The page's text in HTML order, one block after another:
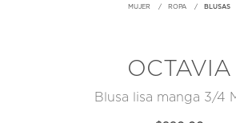
MUJER ROPA BLUSAS
OCTAVIA
Blusa lisa manga 3/4